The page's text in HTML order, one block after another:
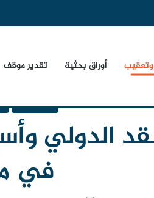
أوراق بحثية تقدير موقف
خبر وتعقيب
الدولي
في